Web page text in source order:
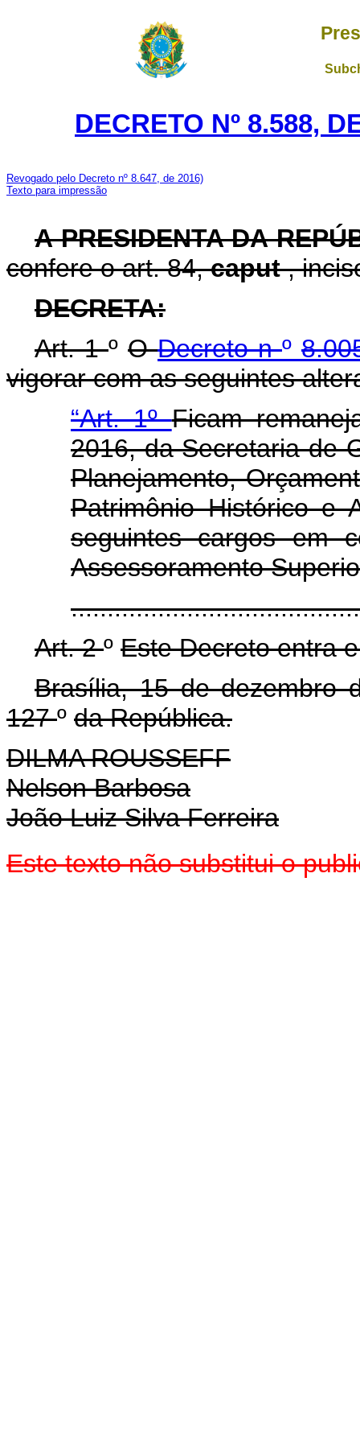
DECRETO Nº 8.588,
Revogado pelo Decreto nº 8.647, de 2016)
Texto para impressão
A PRESIDENTA DA
confere o art. 84,caput,
DECRETA:
Art. 1º ODecreto nº
vigorar com as seguintes
“Art. 1ºFicam
2016, da Secretaria de
Planejamento,
Patrimônio Histórico e
seguintes cargos em
Assessoramento
Art. 2º Este Decreto entra
Brasília, 15 de dezembro
127º da República.
DILMA ROUSSEFF
Nelson Barbosa
João Luiz Silva Ferreira
Este texto não substitui o